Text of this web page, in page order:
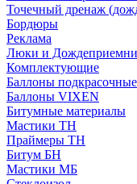
Точечный дренаж
Бордюры
Рекламa
Люки и
Комплектующие
Баллоны подкрасочные
Баллоны VIXEN
Битумные материалы
Мастики ТН
Праймеры ТН
Битум БН
Мастики МБ